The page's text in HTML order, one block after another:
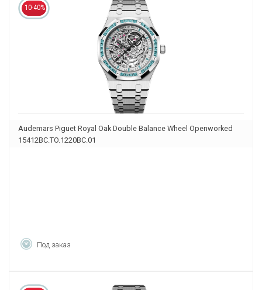
10-40%
Audemars Piguet Royal Oak Double Balance Wheel Openworked
15412BC.TO.1220BC.01
Под заказ